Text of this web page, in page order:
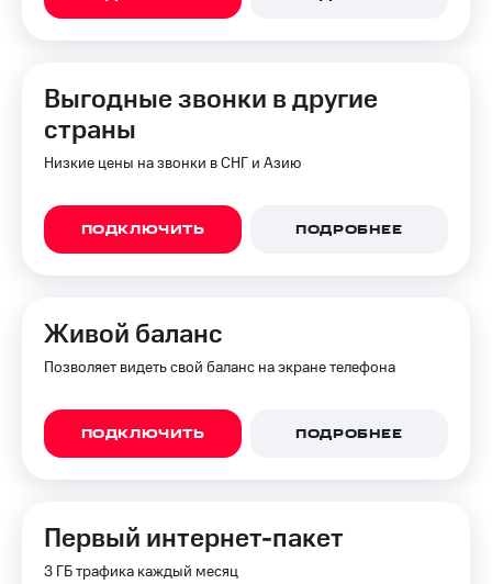
Выгодные звонки в другие
страны
Низкие цены на звонки в СНГ и Азию
ПОДКЛЮЧИТЬ ПОДРОБНЕЕ
Живой баланс
Позволяет видеть свой баланс на экране телефона
ПОДКЛЮЧИТЬ ПОДРОБНЕЕ
Первый интернет-пакет
3 ГБ трафика каждый месяц